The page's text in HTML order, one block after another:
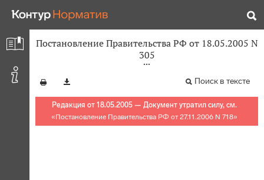
Постановление Правительства РФ от 18.05.2005 N
305
Поиск в тексте
Редакция от 18.05.2005 — Документ утратил силу, см.
«Постановление Правительства РФ от 27.11.2006 N 718»